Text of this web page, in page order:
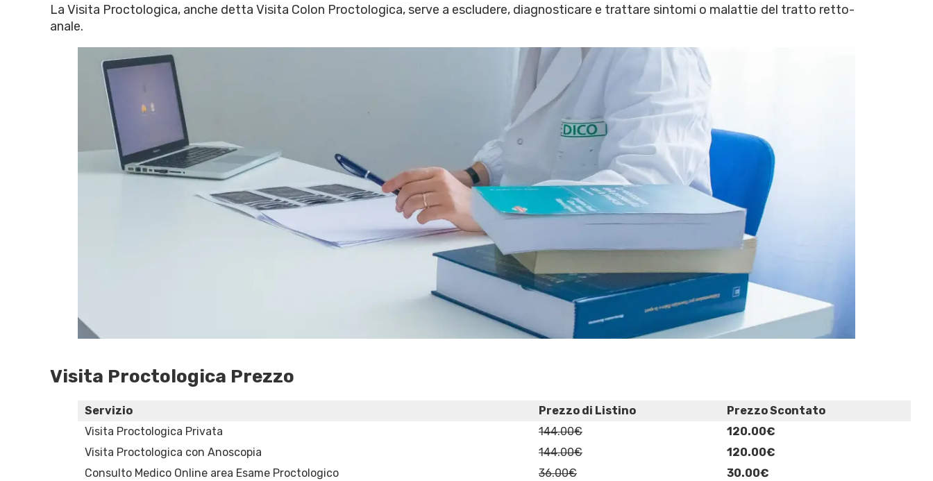
La Visita Proctologica, anche detta Visita Colon Proctologica, serve a escludere, diagnosticare e trattare sintomi o malattie del tratto retto-
anale.
Visita Proctologica Prezzo
Servizio Prezzo di Listino
Prezzo Scontato
Visita Proctologica Privata
144.00€
120.00€
Visita Proctologica con Anoscopia
144.00€
120.00€
Consulto Medico Online area Esame Proctologico
36.00€ 30.00€